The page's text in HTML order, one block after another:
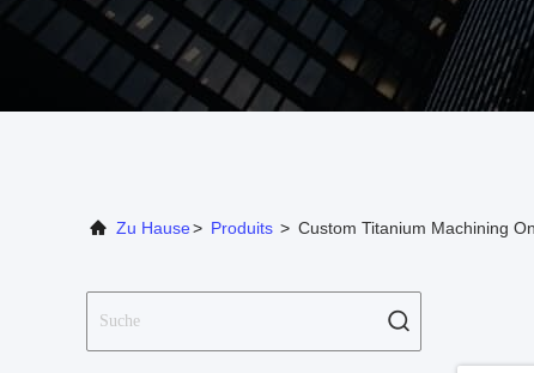
Zu Hause> Produits > Custom Titanium Machining